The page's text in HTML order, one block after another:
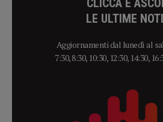
CLICCA E
LE ULTIME
Aggiornamenti dal lunedì al
7:30, 8:30, 10:30, 12:30, 14:30,